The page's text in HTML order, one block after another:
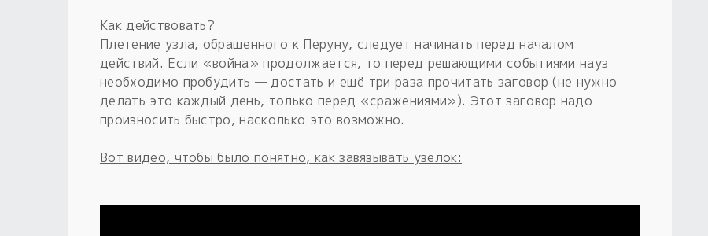
Как действовать?
Плетение узла, обращенного к Перуну, следует начинать перед началом
действий. Если «война» продолжается, то перед решающими событиями науз
необходимо пробудить — достать и ещё три раза прочитать заговор (не нужно
делать это каждый день, только перед «сражениями»). Этот заговор надо
произносить быстро, насколько это возможно.
Вот видео, чтобы было понятно, как завязывать узелок: